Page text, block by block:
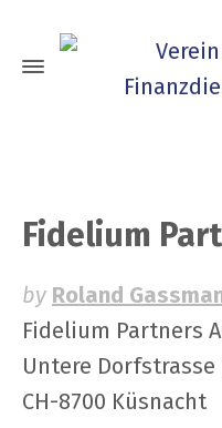
Fidelium
by Roland
Fidelium Partners
Untere Dorfstrasse
CH-8700 Küsnacht